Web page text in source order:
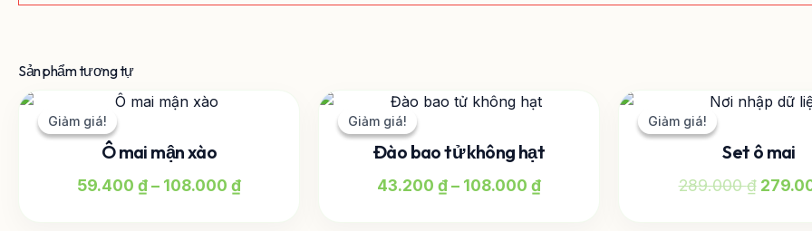
Sản phẩm tương tự
Giảm giá!
Giảm giá!
Ô mai mận xào
59.400 ₫– 108.000 ₫đến
Sản
này
có
nhiều
Giảm giá!
Giảm giá!
Đào bao tử không hạt
43.200 ₫– 108.000 ₫
Khoảng
43.200 ₫
đến
Sản
này
nhiều
Giảm giá!
Giảm giá!
Set ô mai
289.000₫
Giá